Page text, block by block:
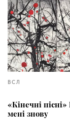
ВСЛ
«Кінечні
мені знову